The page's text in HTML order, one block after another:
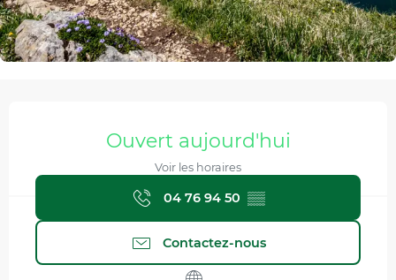
Ouverture et coordonnées
Ouvert aujourd'hui
Voir les horaires
04 76 94 50 ▒▒
Contactez-nous